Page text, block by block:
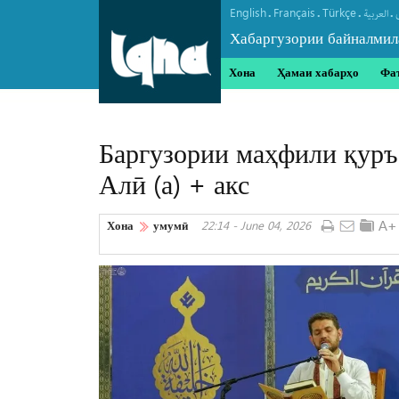
English. Français.Türkçe. العربیة.
Хабаргузории
Хона Ҳамаи хабарҳо
Баргузории маҳфили
Алӣ (а) + акс
Хона умумӣ 22:14 - June 04, 2026